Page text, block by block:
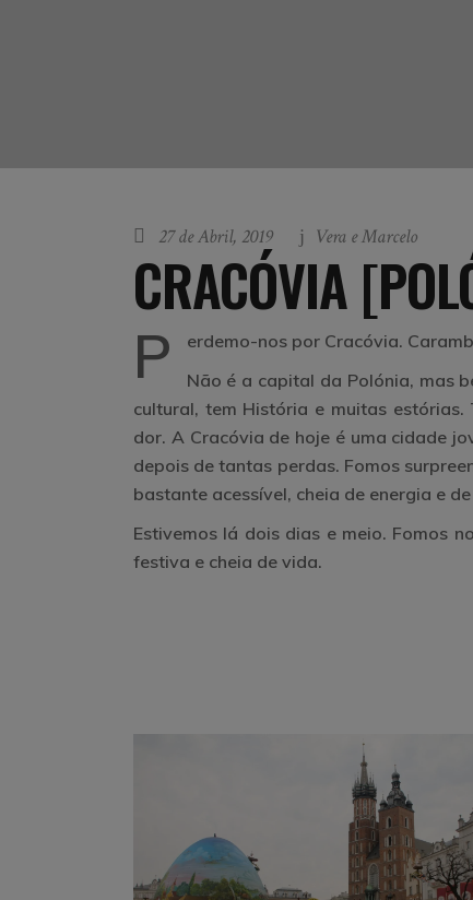
27 de Abril, 2019 Vera e Marcelo
CRACÓVIA
P
erdemo-nos por Cracóvia.
Não é a capital da Polónia, mas
cultural, tem História e muitas
dor. A Cracóvia de hoje é uma cidade
depois de tantas perdas. Fomos
bastante acessível, cheia de energia e
Estivemos lá dois dias e meio. Fomos
festiva e cheia de vida.